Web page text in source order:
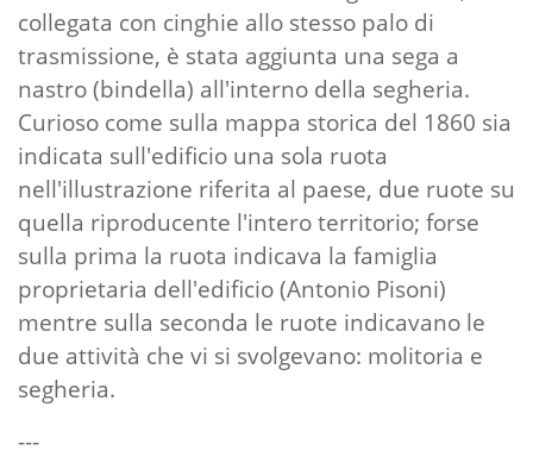
collegata con cinghie allo stesso palo di
trasmissione, è stata aggiunta una sega a
nastro (bindella) all'interno della segheria.
Curioso come sulla mappa storica del 1860 sia
indicata sull'edificio una sola ruota
nell'illustrazione riferita al paese, due ruote su
quella riproducente l'intero territorio; forse
sulla prima la ruota indicava la famiglia
proprietaria dell'edificio (Antonio Pisoni)
mentre sulla seconda le ruote indicavano le
due attività che vi si svolgevano: molitoria e
segheria.
---